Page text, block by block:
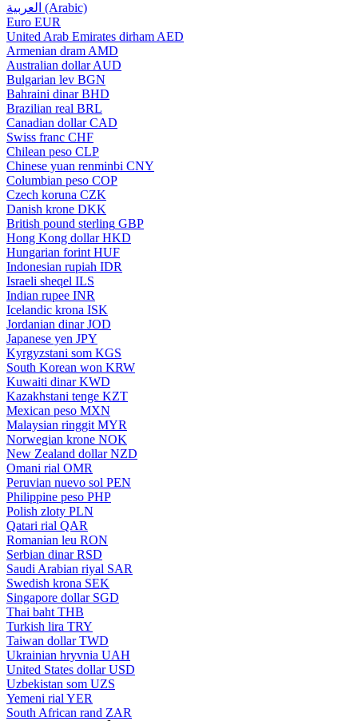
العربية (Arabic)
Euro EUR
United Arab Emirates dirham AED
Armenian dram AMD
Australian dollar AUD
Bulgarian lev BGN
Bahraini dinar BHD
Brazilian real BRL
Canadian dollar CAD
Swiss franc CHF
Chilean peso CLP
Chinese yuan renminbi CNY
Columbian peso COP
Czech koruna CZK
Danish krone DKK
British pound sterling GBP
Hong Kong dollar HKD
Hungarian forint HUF
Indonesian rupiah IDR
Israeli sheqel ILS
Indian rupee INR
Icelandic krona ISK
Jordanian dinar JOD
Japanese yen JPY
Kyrgyzstani som KGS
South Korean won KRW
Kuwaiti dinar KWD
Kazakhstani tenge KZT
Mexican peso MXN
Malaysian ringgit MYR
Norwegian krone NOK
New Zealand dollar NZD
Omani rial OMR
Peruvian nuevo sol PEN
Philippine peso PHP
Polish zloty PLN
Qatari rial QAR
Romanian leu RON
Serbian dinar RSD
Saudi Arabian riyal SAR
Swedish krona SEK
Singapore dollar SGD
Thai baht THB
Turkish lira TRY
Taiwan dollar TWD
Ukrainian hryvnia UAH
United States dollar USD
Uzbekistan som UZS
Yemeni rial YER
South African rand ZAR